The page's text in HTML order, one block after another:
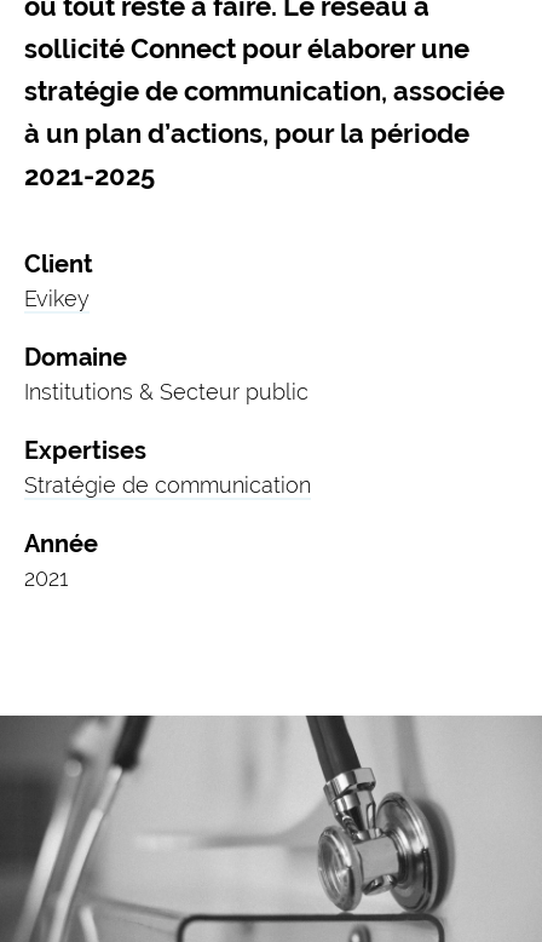
sollicité Connect pour élaborer une
stratégie de communication, associée
à un plan d’actions, pour la période
2021-2025
Client
Evikey
Domaine
Institutions & Secteur public
Expertises
Stratégie de communication
Année
2021